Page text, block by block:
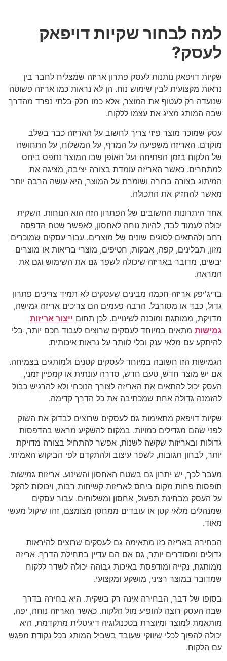
למה לבחור שקיות דויפאק
לעסק?
שקיות דויפאק נותנות לעסק פתרון אריזה שמצליח לחבר בין
נראות מקצועית לבין שימוש נוח. הן לא נראות כמו אריזה פשוטה
שנועדה רק לעטוף את המוצר, אלא כמו חלק בלתי נפרד מהדרך
שבה המותג מציג את עצמו ללקוח.
עסק שמוכר מוצר פיזי צריך לחשוב על האריזה כבר בשלב
מוקדם. האריזה משפיעה על המדף, על המשלוח, על התחושה
של הלקוח בזמן הפתיחה ועל האופן שבו המוצר נתפס ביחס
למתחרים. כאשר האריזה עומדת בצורה יציבה, מציגה את
המיתוג בצורה ברורה ושומרת על המוצר, היא עושה הרבה יותר
מאשר להחזיק את התכולה.
אחד היתרונות החשובים של הפתרון הזה הוא הנוחות. השקית
יכולה לעמוד לבד, להיות נוחה לאחסון, לאפשר שטח הדפסה
רחב ולהתאים לסוגים שונים של מוצרים. עבור עסקים שמוכרים
מזון, תבלינים, קפה, אבקות, חטיפים, מוצרי בריאות או מוצרים
יבשים, מדובר באריזה שיכולה לשפר גם את השימוש וגם את
המראה.
בדיג'יפק אריזה חכמה מבינים שעסקים לא תמיד צריכים פתרון
גדול, כבד או מסורבל. הרבה פעמים הם צריכים אריזה גמישה,
מדויקת, ממותגת ומוכנה לשינויים. לכן תחום ייצור אריזות
גמישות מתאים במיוחד לעסקים שרוצים לעבוד חכם יותר, בלי
להיתקע עם מלאי ענק ובלי לוותר על נראות איכותית.
הגמישות הזו חשובה במיוחד לעסקים קטנים ולמותגים בצמיחה.
אם יש מוצר חדש, טעם חדש, סדרה עונתית או קמפיין זמני,
העסק יכול להתאים את האריזה לצורך הנוכחי ולא להרגיש כבול
להזמנה גדולה אחת שמכתיבה את כל הדרך קדימה.
שקיות דויפאק מתאימות גם לעסקים שרוצים לבדוק את השוק
לפני שהם מגדילים כמויות. במקום להשקיע מראש בהדפסות
גדולות ובאריזות שקשה לשנות, אפשר להתחיל בצורה מדויקת
יותר, לבחון תגובות, לשפר עיצוב ולהתקדם לפי הביקוש האמיתי.
מעבר לכך, יש יתרון גם בשטח האחסון והשינוע. אריזות גמישות
תופסות פחות מקום ביחס לאריזות קשיחות רבות, ויכולות להקל
על העסק מבחינת תפעול, אחסון ומשלוחים. עבור עסקים
שמנהלים מלאי קטן או עובדים ממחסן מצומצם, זהו שיקול מעשי
מאוד.
הבחירה באריזה כזו מתאימה גם לעסקים שרוצים להיראות
גדולים ומסודרים יותר, גם אם הם עדיין בתחילת הדרך. אריזה
ממותגת, נקייה ומודפסת באיכות גבוהה יכולה לשדר ללקוח
שמדובר במוצר רציני, מושקע ומקצועי.
בסופו של דבר, הבחירה אינה רק בשקית. היא בחירה בדרך
שבה העסק רוצה להופיע מול הלקוח. כאשר האריזה נוחה, יפה,
מותאמת למוצר ומיוצרת בטכנולוגיה דיגיטלית מתקדמת, היא
יכולה להפוך לכלי שיווקי שעובד בשביל המותג בכל נקודת מפגש
עם הלקוח.